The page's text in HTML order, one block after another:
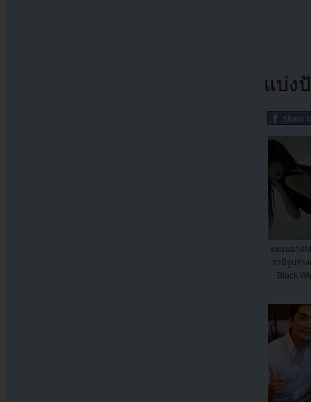
แบ่ง
ฮยอนอา
ว่ามีรูปร่า
Black